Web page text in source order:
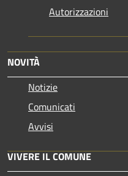
Autorizzazioni
NOVITÀ
Notizie
Comunicati
Avvisi
VIVERE IL COMUNE